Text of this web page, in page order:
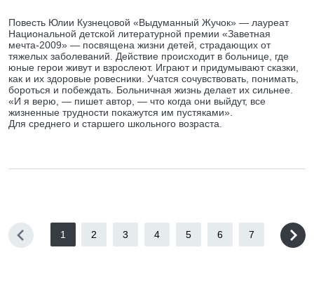
Повесть Юлии Кузнецовой «Выдуманный Жучок» — лауреат
Национальной детской литературной премии «Заветная
мечта-2009» — посвящена жизни детей, страдающих от
тяжелых заболеваний. Действие происходит в больнице, где
юные герои живут и взрослеют. Играют и придумывают сказки,
как и их здоровые ровесники. Учатся сочувствовать, понимать,
бороться и побеждать. Больничная жизнь делает их сильнее.
«И я верю, — пишет автор, — что когда они выйдут, все
жизненные трудности покажутся им пустяками».
Для среднего и старшего школьного возраста.
1 2 3 4 5 6 7